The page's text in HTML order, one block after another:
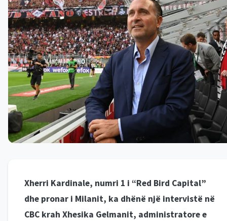
Xherri Kardinale, numri 1 i “Red Bird Capital”
dhe pronar i Milanit, ka dhënë një intervistë në
CBC krah Xhesika Gelmanit, administratore e